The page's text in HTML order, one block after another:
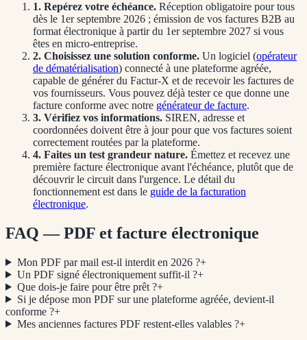
1. Repérez votre échéance. Réception obligatoire pour tous
dès le 1er septembre 2026 ; émission de vos factures B2B au
format électronique à partir du 1er septembre 2027 si vous
êtes en micro-entreprise.
2. Choisissez une solution conforme. Un logiciel (opérateur
de dématérialisation) connecté à une plateforme agréée,
capable de générer du Factur-X et de recevoir les factures de
vos fournisseurs. Vous pouvez déjà tester ce que donne une
facture conforme avec notre générateur de facture.
3. Vérifiez vos informations. SIREN, adresse et
coordonnées doivent être à jour pour que vos factures soient
correctement routées par la plateforme.
4. Faites un test grandeur nature. Émettez et recevez une
première facture électronique avant l'échéance, plutôt que de
découvrir le circuit dans l'urgence. Le détail du
fonctionnement est dans le guide de la facturation
électronique.
FAQ — PDF et facture électronique
Mon PDF par mail est-il interdit en 2026 ?+
Un PDF signé électroniquement suffit-il ?+
Que dois-je faire pour être prêt ?+
Si je dépose mon PDF sur une plateforme agréée, devient-il
conforme ?+
Mes anciennes factures PDF restent-elles valables ?+